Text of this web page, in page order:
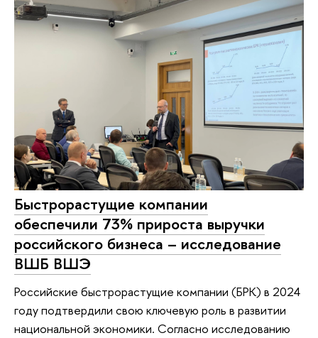
Быстрорастущие компании
обеспечили 73% прироста выручки
российского бизнеса – исследование
ВШБ ВШЭ
Российские быстрорастущие компании (БРК) в 2024
году подтвердили свою ключевую роль в развитии
национальной экономики. Согласно исследованию